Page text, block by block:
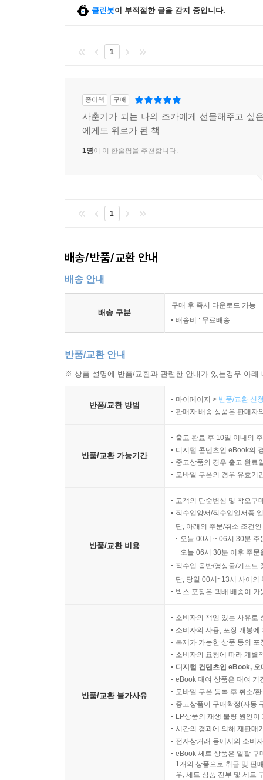
클린봇이 부적절한 글을 감지 중입니다.
1
종이책 구매
사춘기가 되는 나의 조카에게 선물해주고 싶
에게도 위로가 된 책
1명이 이 한줄평을 추천합니다.
1
배송/반품/교환 안내
배송 안내
배송 구분
구매 후 즉시 다운로드 가능
배송비 : 무료배송
반품/교환 안내
※ 상품 설명에 반품/교환과 관련한 안내가 있는경우 아
반품/교환 방법
마이페이지 > 반품/교환 신
판매자 배송 상품은 판매자
반품/교환 가능기간
출고 완료 후 10일 이내의
디지털 콘텐츠인 eBook의
중고상품의 경우 출고 완료
모바일 쿠폰의 경우 유효기
반품/교환 비용
고객의 단순변심 및 착오구
직수입양서/직수입일서중
단, 아래의 주문/취소 조건
오늘 00시 ~ 06시 30분
오늘 06시 30분 이후 주
직수입 음반/영상물/기프트
단, 당일 00시~13시 사이의
박스 포장은 택배 배송이
반품/교환 불가사유
소비자의 책임 있는 사유로
소비자의 사용, 포장 개봉
복제가 가능한 상품 등의
소비자의 요청에 따라 개별
디지털 컨텐츠인 eBook,
eBook 대여 상품은 대여 기
모바일 쿠폰 등록 후 취소/
중고상품이 구매확정(자동
LP상품의 재생 불량 원인
시간의 경과에 의해 재판매
전자상거래 등에서의 소비
eBook 세트 상품은 일괄 구
1개의 상품으로 취급 및 판
우, 세트 상품 전부 및 세트